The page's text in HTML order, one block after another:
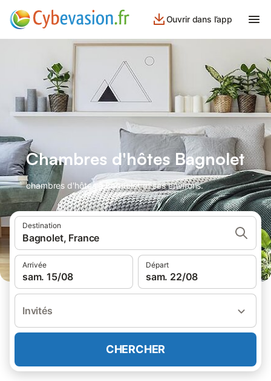
Ouvrir dans l’app
Chambres d'hôtes Bagnolet
chambres d'hôtes à Bagnolet et ses environs.
Destination
Bagnolet, France
Arrivée
sam. 15/08
Départ
sam. 22/08
Invités
CHERCHER